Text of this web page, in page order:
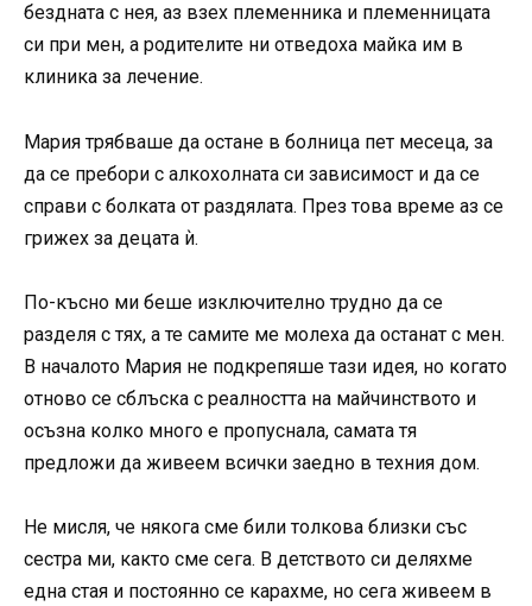
бездната с нея, аз взех племенника и племенницата
си при мен, а родителите ни отведоха майка им в
клиника за лечение.
Мария трябваше да остане в болница пет месеца, за
да се пребори с алкохолната си зависимост и да се
справи с болката от раздялата. През това време аз се
грижех за децата ѝ.
По-късно ми беше изключително трудно да се
разделя с тях, а те самите ме молеха да останат с мен.
В началото Мария не подкрепяше тази идея, но когато
отново се сблъска с реалността на майчинството и
осъзна колко много е пропуснала, самата тя
предложи да живеем всички заедно в техния дом.
Не мисля, че някога сме били толкова близки със
сестра ми, както сме сега. В детството си деляхме
една стая и постоянно се карахме, но сега живеем в